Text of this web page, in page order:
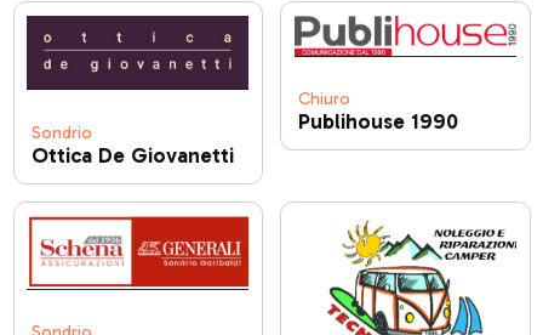
Sondrio
Ottica De Giovanetti
Chiuro
Publihouse 1990